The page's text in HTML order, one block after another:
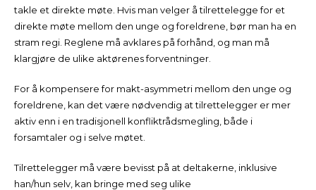
takle et direkte møte. Hvis man velger å tilrettelegge for et
direkte møte mellom den unge og foreldrene, bør man ha en
stram regi. Reglene må avklares på forhånd, og man må
klargjøre de ulike aktørenes forventninger.
For å kompensere for makt-asymmetri mellom den unge og
foreldrene, kan det være nødvendig at tilrettelegger er mer
aktiv enn i en tradisjonell konfliktrådsmegling, både i
forsamtaler og i selve møtet.
Tilrettelegger må være bevisst på at deltakerne, inklusive
han/hun selv, kan bringe med seg ulike